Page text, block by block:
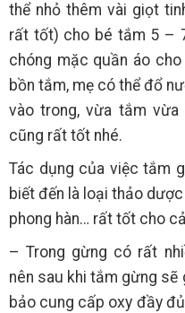
thể nhỏ thêm vài giọt
rất tốt) cho bé tắm 5 –
chóng mặc quần áo
bồn tắm, mẹ có thể đổ
vào trong, vừa tắm vừa
cũng rất tốt nhé.
Tác dụng của việc tắm
biết đến là loại thảo
phong hàn… rất tốt cho
– Trong gừng có rất
nên sau khi tắm gừng sẽ
bảo cung cấp oxy đầy